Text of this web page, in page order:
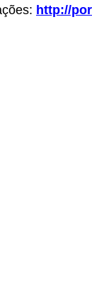
http://